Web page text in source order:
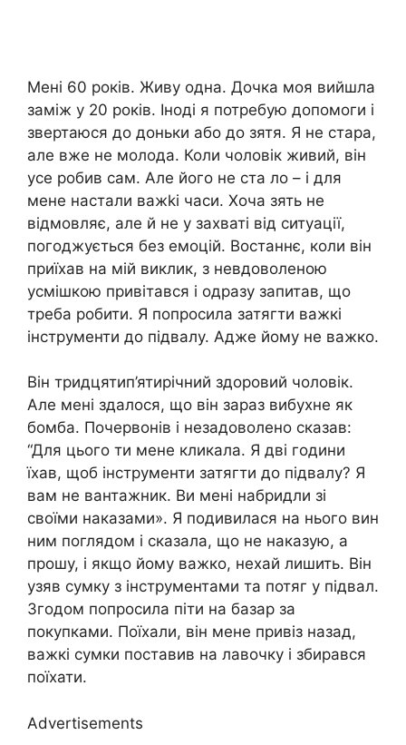
Мені 60 років. Живу одна. Дочка моя вийшла
заміж у 20 років. Іноді я потребую допомоги і
звертаюся до доньки або до зятя. Я не стара,
але вже не молода. Коли чоловік живий, він
усе робив сам. Але його не ста ло – і для
мене настали важkі часи. Хоча зять не
відмовляє, але й не у захваті від ситуації,
погоджується без емоцій. Востаннє, коли він
приїхав на мій виклик, з невдоволеною
усмішкою привітався і одразу запитав, що
треба робити. Я попросила затягти важкі
інструменти до підвалу. Адже йому не важко.
Він тридцятип’ятирічний здоровий чоловік.
Але мені здалося, що він зараз вибухне як
бомба. Почервонів і незадоволено сказав:
“Для цього ти мене кликала. Я дві години
їхав, щоб інструменти затягти до підвалу? Я
вам не вантажник. Ви мені набридли зі
своїми наказами». Я подивилася на нього вин
ним поглядом і сказала, що не наказую, а
прошу, і якщо йому важко, нехай лишить. Він
узяв сумку з інструментами та потяг у підвал.
Згодом попросила піти на базар за
покупками. Поїхали, він мене привіз назад,
важкі сумки поставив на лавочку і збирався
поїхати.
Advertisements